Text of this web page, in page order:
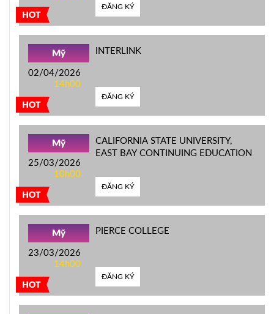
HOT
ĐĂNG KÝ
HOT
Mỹ
02/04/2026
14h00
INTERLINK
ĐĂNG KÝ
HOT
Mỹ
25/03/2026
10h00
CALIFORNIA STATE UNIVERSITY,
EAST BAY CONTINUING EDUCATION
ĐĂNG KÝ
HOT
Mỹ
23/03/2026
14h00
PIERCE COLLEGE
ĐĂNG KÝ